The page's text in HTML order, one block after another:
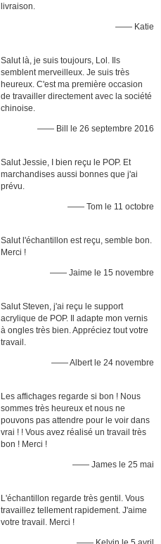
livraison.
—— Katie
Salut là, je suis toujours, Lol. Ils
semblent merveilleux. Je suis très
heureux. C'est ma première occasion
de travailler directement avec la société
chinoise.
—— Bill le 26 septembre 2016
Salut Jessie, I bien reçu le POP. Et
marchandises aussi bonnes que j'ai
prévu.
—— Tom le 11 octobre
Salut l'échantillon est reçu, semble bon.
Merci !
—— Jaime le 15 novembre
Salut Steven, j'ai reçu le support
acrylique de POP. Il adapte mon vernis
à ongles très bien. Appréciez tout votre
travail.
—— Albert le 24 novembre
Les affichages regarde si bon ! Nous
sommes très heureux et nous ne
pouvons pas attendre pour le voir dans
vrai ! ! Vous avez réalisé un travail très
bon ! Merci !
—— James le 25 mai
L'échantillon regarde très gentil. Vous
travaillez tellement rapidement. J'aime
votre travail. Merci !